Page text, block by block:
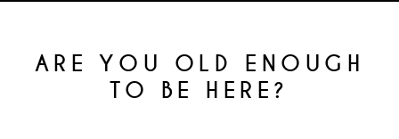
ARE YOU OLD ENOUGH
TO BE HERE?